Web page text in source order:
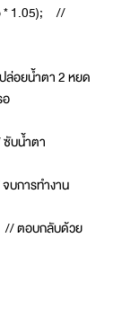
* 1.05); //
า 2 หยด
ตา
ำงาน
บกลับด้วย